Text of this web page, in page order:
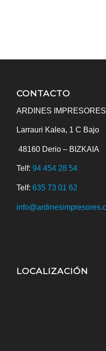
CONTACTO
ARDINES IMPRESORES
Larrauri Kalea, 1 C Bajo
48160 Derio – BIZKAIA
Telf: 94 454 28 54
Telf: 635 73 01 62
LOCALIZACIÓN